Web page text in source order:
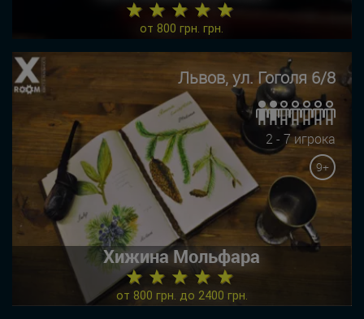
★ ★ ★ ★ ★
от 800 грн. грн.
Львов, ул. Гоголя 6/8
2 - 7 игрока
9+
Хижина Мольфара
★ ★ ★ ★ ★
от 800 грн. до 2400 грн.